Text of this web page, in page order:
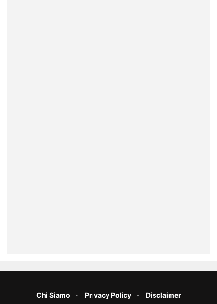
Chi Siamo Privacy Policy Disclaimer